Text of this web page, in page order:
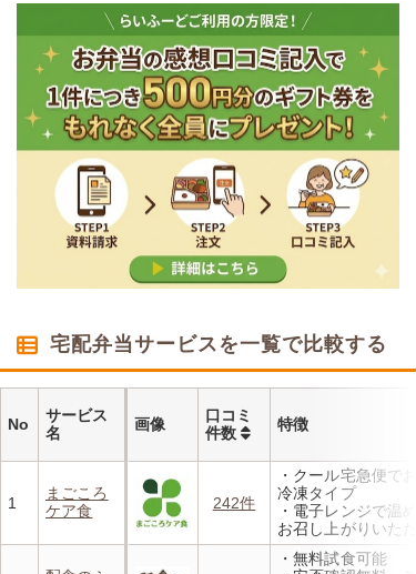
宅配弁当サービスを一覧で比較する
No
サービス
名
画像
口コミ
件数
特徴
1
まごころ
ケア食
242件
・クール宅急便で
冷凍タイプ
・電子レンジで温
お召し上がりいただ
・メニューの組み
理栄養士にお任せ
・無料試食可能